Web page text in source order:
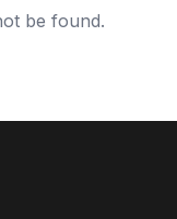
be found.